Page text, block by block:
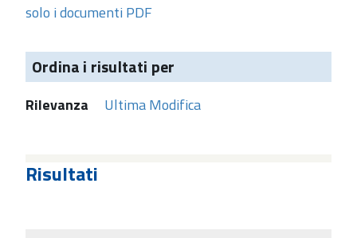
solo i documenti PDF
Ordina i risultati per
Rilevanza Ultima Modifica
Risultati